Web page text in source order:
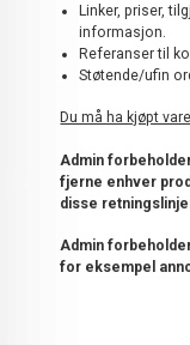
Linker, priser,
informasjon.
Referanser til
Støtende/ufin
Du må ha kjøpt
Admin
fjerne enhver
disse
Admin
for eksempel